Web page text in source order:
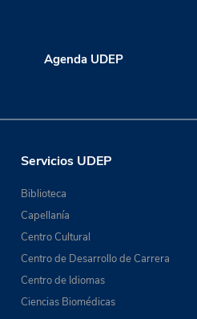
Agenda UDEP
Servicios UDEP
Biblioteca
Capellanía
Centro Cultural
Centro de Desarrollo de Carrera
Centro de Idiomas
Ciencias Biomédicas